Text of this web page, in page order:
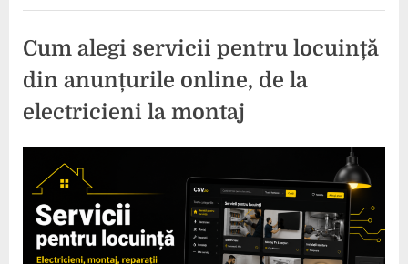
eCommerce
Cum alegi servicii pentru locuință
din anunțurile online, de la
electricieni la montaj
Posted
on
iunie
2026
comunicat